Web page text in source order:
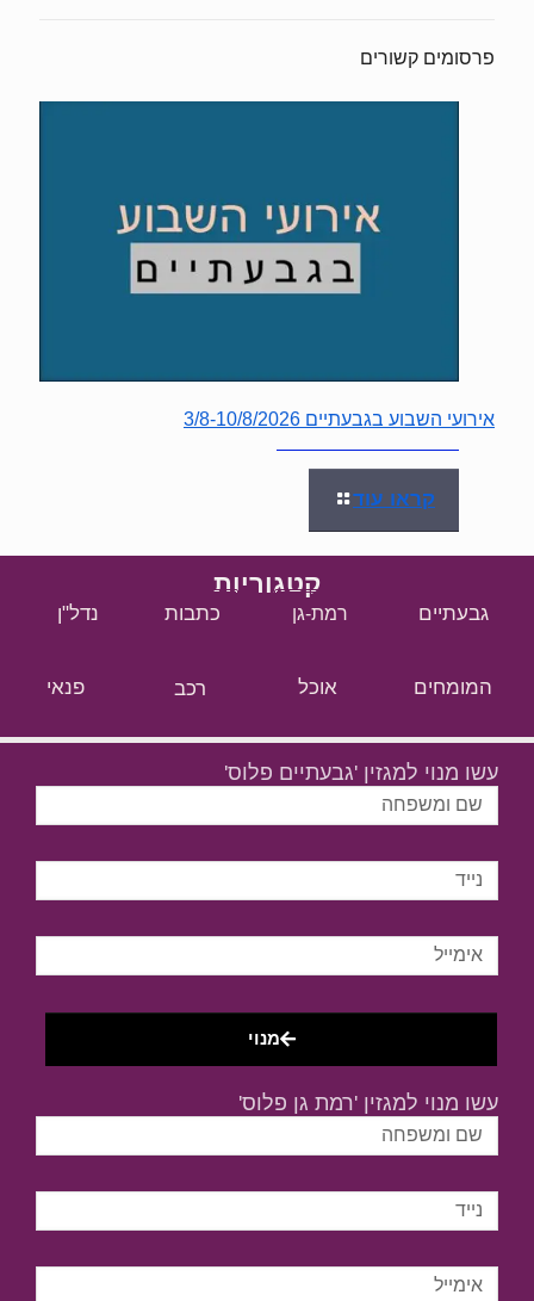
פרסומים קשורים
אירועי השבוע בגבעתיים 3/8-10/8/2026
קראו עוד
קטגוריות
גבעתיים רמת-גן כתבות נדל"ן
המומחים אוכל רכב פנאי
עשו מנוי למגזין 'גבעתיים פלוס'
מנוי
עשו מנוי למגזין 'רמת גן פלוס'